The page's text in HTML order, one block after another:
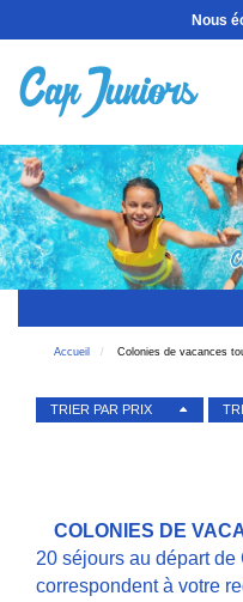
Nous
Accueil Colonies de vacances
TRIER PAR PRIX
COLONIES DE
20 séjours au départ
correspondent à votre